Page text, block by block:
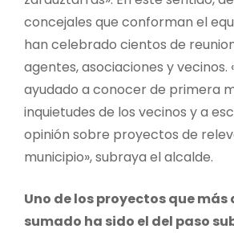
concejales que conforman el
han celebrado cientos de
agentes, asociaciones y vecinos.
ayudado a conocer de primera
inquietudes de los vecinos y a
opinión sobre proyectos de
municipio», subraya el alcalde.
Uno de los proyectos que más
sumado ha sido el del paso